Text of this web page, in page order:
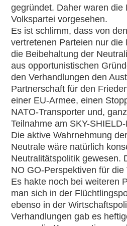
gegründet. Daher waren die
Volkspartei vorgesehen.
Es ist schlimm, dass von
vertretenen Parteien nur die
die Beibehaltung der
aus opportunistischen
den Verhandlungen den
Partnerschaft für den
einer EU-Armee, einen
NATO-Transporter und,
Teilnahme am SKY-
Die aktive Wahrnehmung
Neutrale wäre natürlich
Neutralitätspolitik gewesen.
NO GO-Perspektiven für die
Es hakte noch bei weiteren
man sich in der
ebenso in der
Verhandlungen gab es